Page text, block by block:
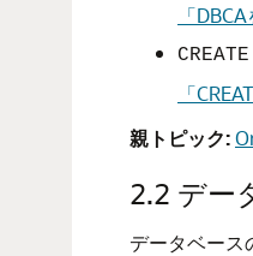
「
CREATE
「
親トピック:
2.2 デー
データベース